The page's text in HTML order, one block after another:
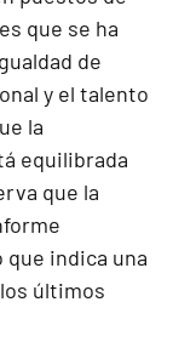
que se ha
de
y el talento
la
equilibrada
que la
que indica una
últimos